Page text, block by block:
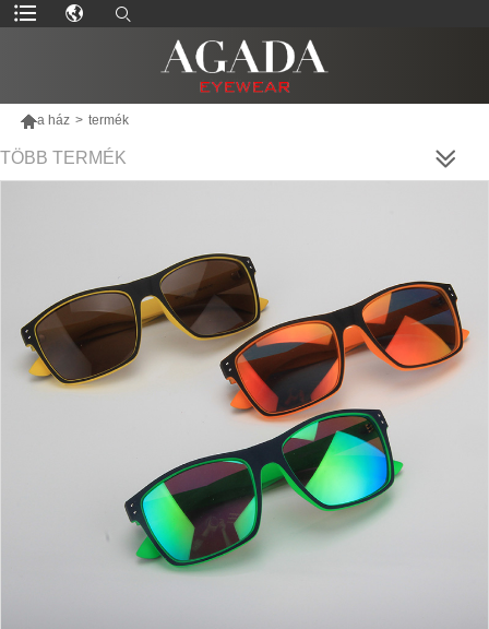
a ház > termék
TÖBB TERMÉK